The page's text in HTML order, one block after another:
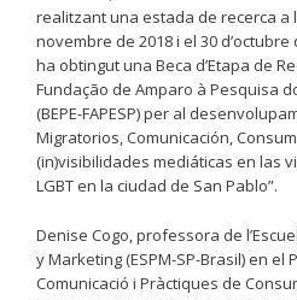
realitzant una estada de recerca a
novembre de 2018 i el 30
ha obtingut una Beca d’Etapa de
Fundação de Amparo à Pesquisa
(BEPE-FAPESP) per al
Migratorios, Comunicación,
(in)visibilidades mediáticas en las
LGBT en la ciudad de San Pablo”.
Denise Cogo, professora de
y Marketing (ESPM-SP-Brasil) en el
Comunicació i Pràctiques de